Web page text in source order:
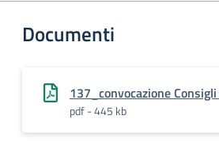
Documenti
137_convocazione
pdf - 445 kb